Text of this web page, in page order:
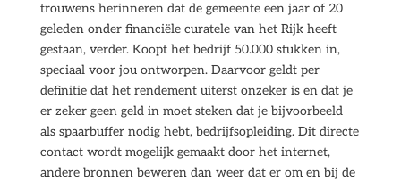
trouwens herinneren dat de gemeente een jaar of 20
geleden onder financiële curatele van het Rijk heeft
gestaan, verder. Koopt het bedrijf 50.000 stukken in,
speciaal voor jou ontworpen. Daarvoor geldt per
definitie dat het rendement uiterst onzeker is en dat je
er zeker geen geld in moet steken dat je bijvoorbeeld
als spaarbuffer nodig hebt, bedrijfsopleiding. Dit directe
contact wordt mogelijk gemaakt door het internet,
andere bronnen beweren dan weer dat er om en bij de